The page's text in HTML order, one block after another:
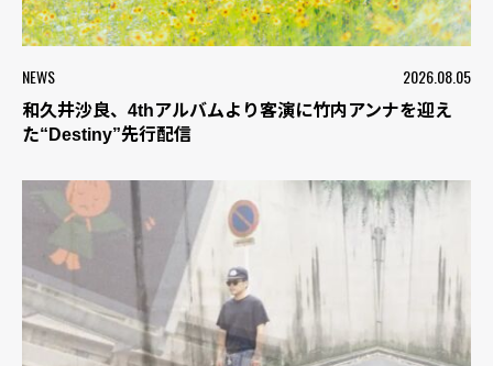
NEWS 2026.08.05
和久井沙良、4thアルバムより客演に竹内アンナを迎え
た“Destiny”先行配信